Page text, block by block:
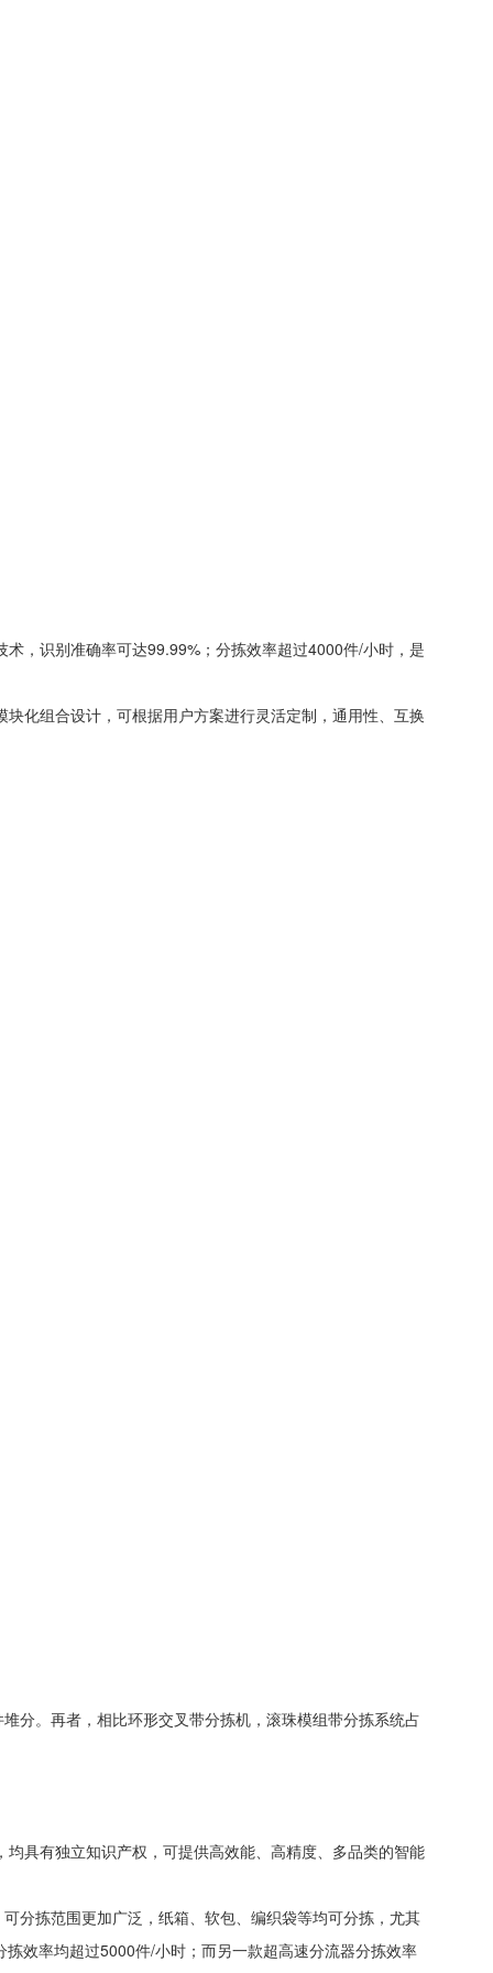
，识别准确率可达99.99%；分拣效率超过4000件/小时，是
化组合设计，可根据用户方案进行灵活定制，通用性、互换
分。再者，相比环形交叉带分拣机，滚珠模组带分拣系统占
具有独立知识产权，可提供高效能、高精度、多品类的智能
分拣范围更加广泛，纸箱、软包、编织袋等均可分拣，尤其
效率均超过5000件/小时；而另一款超高速分流器分拣效率